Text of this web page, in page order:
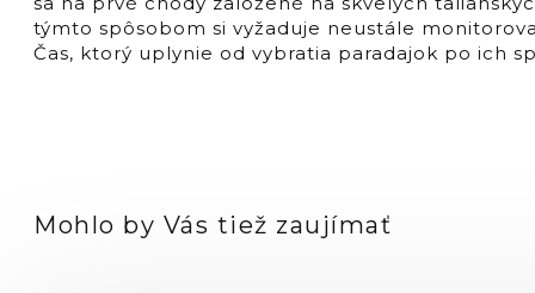
týmto spôsobom si vyžaduje neustále
Čas, ktorý uplynie od vybratia paradajok po ich
Mohlo by Vás tiež zaujímať